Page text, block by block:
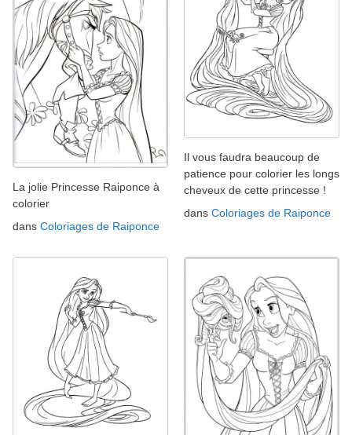
La jolie Princesse Raiponce à
colorier
dans Coloriages de Raiponce
Il vous faudra beaucoup de
patience pour colorier les longs
cheveux de cette princesse !
dans Coloriages de Raiponce